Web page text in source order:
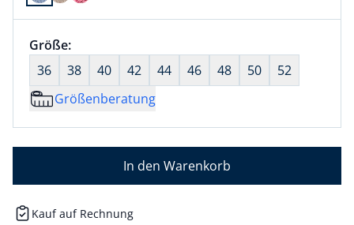
Größenauswahl:
Größe:nichts ausgewählt
36
38 40 42 44 46 48 50
52
Größenberatung
In den Warenkorb
Kauf auf Rechnung